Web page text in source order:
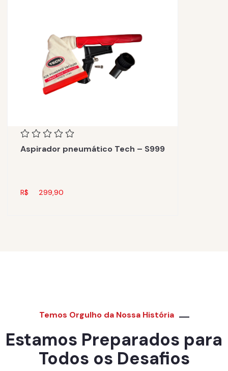
Aspirador pneumático Tech – S999
R$ 299,90
Temos Orgulho da Nossa História
Estamos Preparados para
Todos os Desafios